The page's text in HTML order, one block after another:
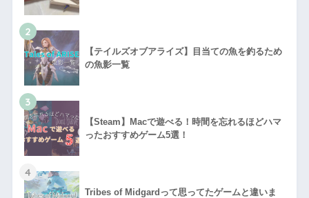
2
【テイルズオブアライズ】目当ての魚を釣るため
の魚影一覧
3
【Steam】Macで遊べる！時間を忘れるほどハマ
ったおすすめゲーム5選！
4
Tribes of Midgardって思ってたゲームと違いま